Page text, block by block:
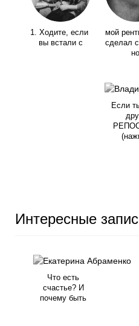
1. Ходите, если
вы встали с
мой
сделал
но
Если
Интересные
Что есть
счастье? И
почему быть